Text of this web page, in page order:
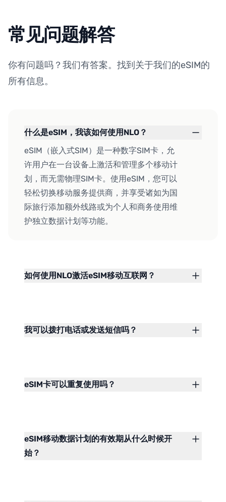
常见问题解答
你有问题吗？我们有答案。找到关于我们的eSIM的
所有信息。
什么是eSIM，我该如何使用NLO？
eSIM（嵌入式SIM）是一种数字SIM卡，允
许用户在一台设备上激活和管理多个移动计
划，而无需物理SIM卡。使用eSIM，您可以
轻松切换移动服务提供商，并享受诸如为国
际旅行添加额外线路或为个人和商务使用维
护独立数据计划等功能。
如何使用NLO激活eSIM移动互联网？
我可以拨打电话或发送短信吗？
eSIM卡可以重复使用吗？
eSIM移动数据计划的有效期从什么时候开
始？